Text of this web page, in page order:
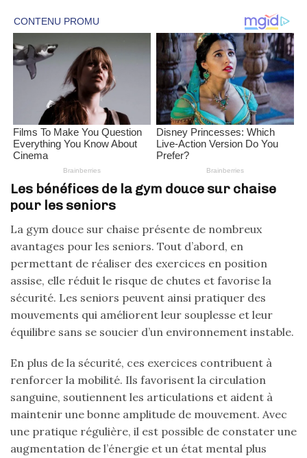
Les bénéfices de la gym douce sur chaise
pour les seniors
La gym douce sur chaise présente de nombreux
avantages pour les seniors. Tout d’abord, en
permettant de réaliser des exercices en position
assise, elle réduit le risque de chutes et favorise la
sécurité. Les seniors peuvent ainsi pratiquer des
mouvements qui améliorent leur souplesse et leur
équilibre sans se soucier d’un environnement instable.
En plus de la sécurité, ces exercices contribuent à
renforcer la mobilité. Ils favorisent la circulation
sanguine, soutiennent les articulations et aident à
maintenir une bonne amplitude de mouvement. Avec
une pratique régulière, il est possible de constater une
augmentation de l’énergie et un état mental plus